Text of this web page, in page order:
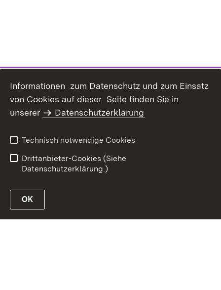
Link zur Website des MLR Baden-Württemberg
Barrierefreiheit
Informationen zum Datenschutz und zum Einsatz
von Cookies auf dieser Seite finden Sie in
unserer
Datenschutzerklärung
Technisch notwendige Cookies
Drittanbieter-Cookies (Siehe
Datenschutzerklärung.)
OK